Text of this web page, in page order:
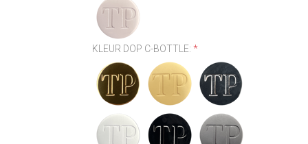
KLEUR DOP C-BOTTLE:*